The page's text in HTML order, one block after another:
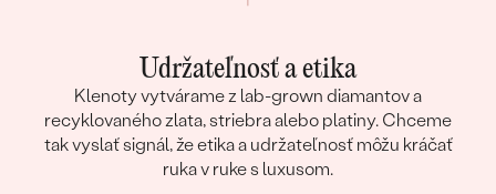
Udržateľnosť a etika
Klenoty vytvárame z lab-grown diamantov a
recyklovaného zlata, striebra alebo platiny. Chceme
tak vyslať signál, že etika a udržateľnosť môžu kráčať
ruka v ruke s luxusom.